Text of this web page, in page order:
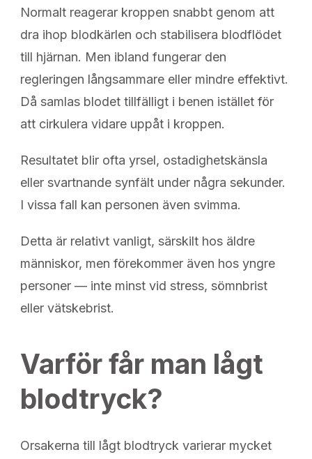
Normalt reagerar kroppen snabbt genom att
dra ihop blodkärlen och stabilisera blodflödet
till hjärnan. Men ibland fungerar den
regleringen långsammare eller mindre effektivt.
Då samlas blodet tillfälligt i benen istället för
att cirkulera vidare uppåt i kroppen.
Resultatet blir ofta yrsel, ostadighetskänsla
eller svartnande synfält under några sekunder.
I vissa fall kan personen även svimma.
Detta är relativt vanligt, särskilt hos äldre
människor, men förekommer även hos yngre
personer — inte minst vid stress, sömnbrist
eller vätskebrist.
Varför får man lågt
blodtryck?
Orsakerna till lågt blodtryck varierar mycket